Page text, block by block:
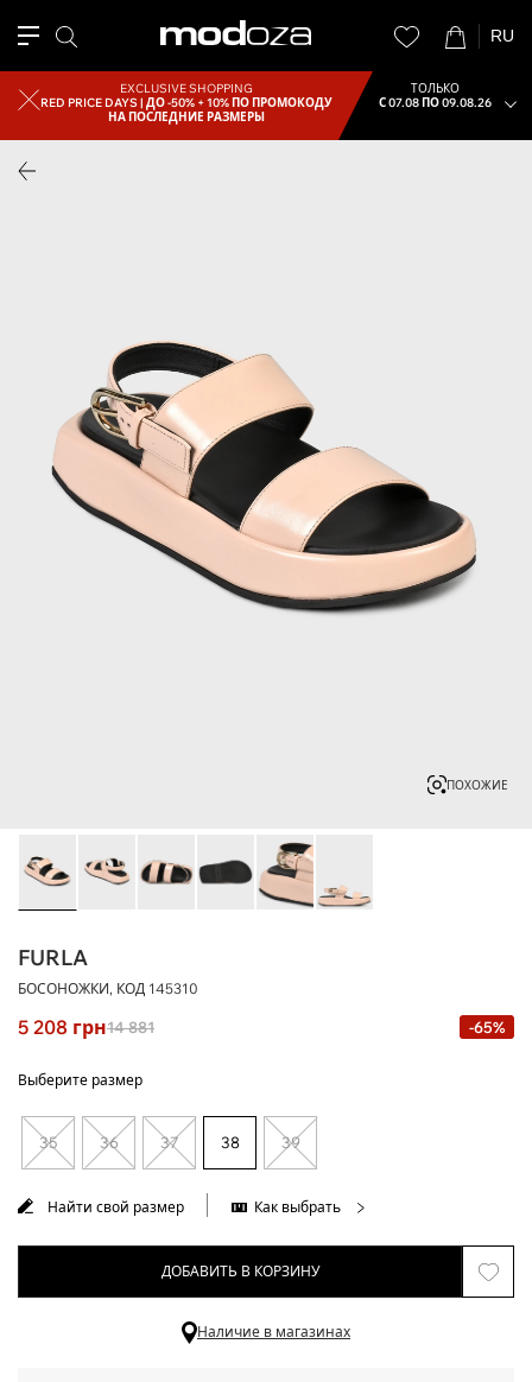
RU
EXCLUSIVE SHOPPING
RED PRICE DAYS |ДО -50% + 10% ПО ПРОМОКОДУ
НА ПОСЛЕДНИЕ РАЗМЕРЫ
ТОЛЬКО
С 07.08 ПО 09.08.26
ПОХОЖИЕ
FURLA
БОСОНОЖКИ, КОД 145310
5 208 грн14 881 -65%
Выберите размер
35 36 37 38 39
Найти свой размер Как выбрать
ДОБАВИТЬ В КОРЗИНУ
Наличие в магазинах